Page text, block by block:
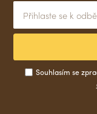
Souhlasím se